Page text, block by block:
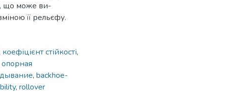
що може ви-
її рельєфу.
коефіцієнт стійкості,
опорная
, backhoe-
, rollover